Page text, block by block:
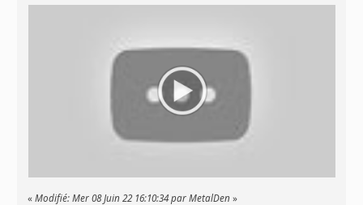
«Modifié: Mer 08 Juin 22 16:10:34 par MetalDen »